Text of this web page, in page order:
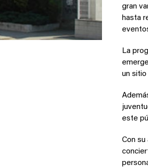
gran
hasta
La
un
este
Con su